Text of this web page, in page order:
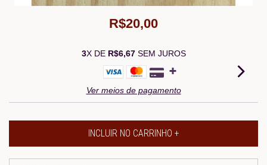
R$20,00
3X DE R$6,67SEM JUROS
Ver meios de pagamento